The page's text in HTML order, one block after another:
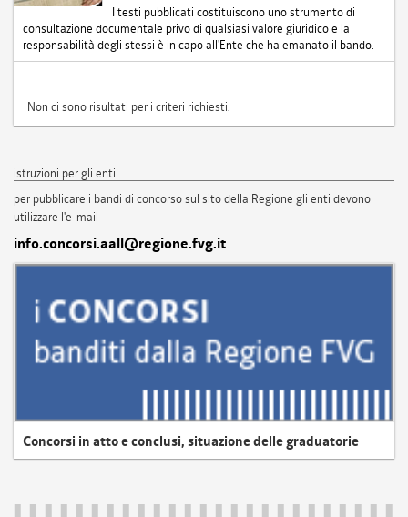
I testi pubblicati costituiscono uno strumento di
consultazione documentale privo di qualsiasi valore giuridico e la
responsabilità degli stessi è in capo all'Ente che ha emanato il bando.
Non ci sono risultati per i criteri richiesti.
istruzioni per gli enti
per pubblicare i bandi di concorso sul sito della Regione gli enti devono
utilizzare l'e-mail
info.concorsi.aall@regione.fvg.it
Concorsi in atto e conclusi, situazione delle graduatorie